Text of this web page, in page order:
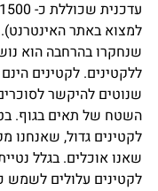
למצוא באתר
שנחקרו בהרחבה הוא
ללקטינים. לקטינים
שנוטים להיקשר
השטח של תאים בגוף.
לקטינים גדול, שאנחנו
שאנו אוכלים. בגלל
לקטינים עלולים לשמש